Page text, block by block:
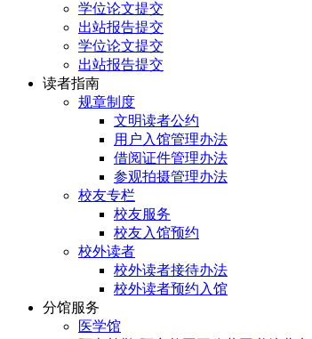
学位论文提交
出站报告提交
学位论文提交
出站报告提交
读者指南
规章制度
文明读者公约
用户入馆管理办法
借阅证件管理办法
参观拍摄管理办法
校友专栏
校友服务
校友入馆预约
校外读者
校外读者接待办法
校外读者预约入馆
分馆服务
医学馆